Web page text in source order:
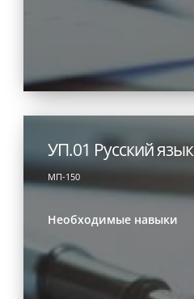
УП.01 Русский язык
МП-150
Необходимые навыки